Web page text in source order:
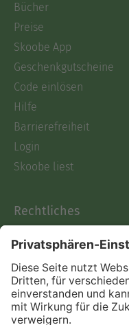
Bücher
Preise
Skoobe App
Geschenkgutscheine
Code einlösen
Hilfe
Barrierefreiheit
Login
Skoobe liest
Rechtliches
AGB
Informationen nach
Act
Verträge hier kündigen